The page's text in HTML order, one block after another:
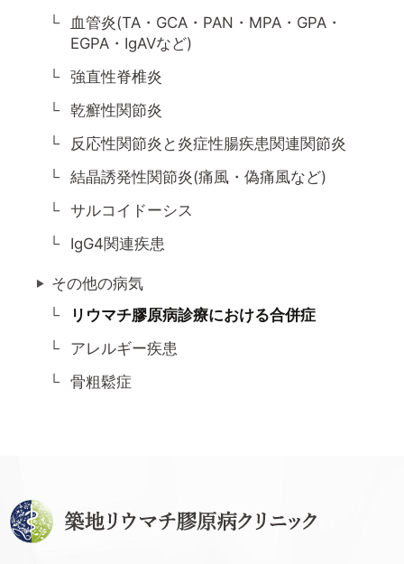
血管炎(TA・GCA・PAN・MPA・GPA・
EGPA・IgAVなど)
強直性脊椎炎
乾癬性関節炎
反応性関節炎と炎症性腸疾患関連関節炎
結晶誘発性関節炎(痛風・偽痛風など)
サルコイドーシス
IgG4関連疾患
その他の病気
リウマチ膠原病診療における合併症
アレルギー疾患
骨粗鬆症